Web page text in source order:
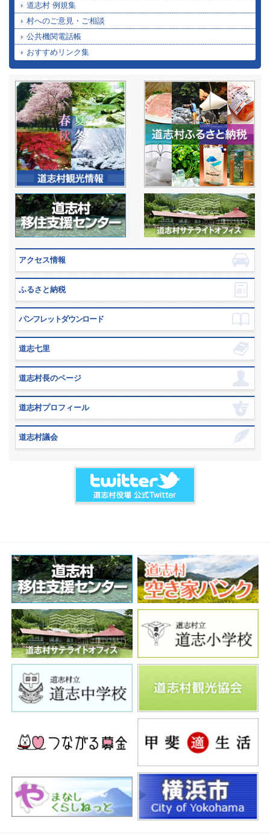
道志村 例規集
村へのご意見・ご相談
公共機関電話帳
おすすめリンク集
アクセス情報
ふるさと納税
パンフレットダウンロード
道志七里
道志村長のページ
道志村プロフィール
道志村議会